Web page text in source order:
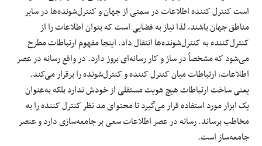
است کنترل کننده اطلاعات در سمتی از جهان و کنترل‌شونده‌ها در سایر
مناطق جهان باشند، لذا نیاز به فضایی است که بتوان اطلاعات را از
کنترل‌کننده به کنترل‌شونده‌ها انتقال داد. اینجا مفهوم ارتباطات مطرح
می‌شود که مشخصاً در ساز و کار رسانه‌ای بروز دارد. در واقع رسانه در عصر
اطلاعات، ارتباطات میان کنترل کننده و کنترل‌شونده را برقرار می‌کند.
یعنی ساخت ارتباطات هیچ هویت مستقلی از خودش ندارد بلکه به‌عنوان
یک ابزار مورد استفاده قرار می‌گیرد تا محتوای مد نظر کنترل کننده را به
مخاطب برساند. رسانه در عصر اطلاعات سعی بر جامعه‌سازی دارد و عنصر
جامعه‌ساز است.